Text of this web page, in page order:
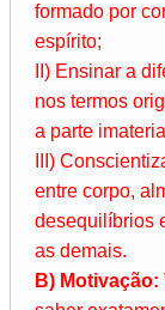
formado por
espírito;
II) Ensinar a
nos termos
a parte
III)
entre corpo,
desequilíbrios
as demais.
B) Motivação: